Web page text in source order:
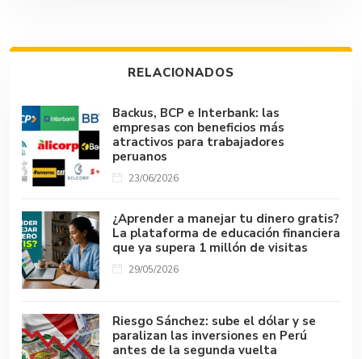
ok p
p
s n tir
RELACIONADOS
Backus, BCP e Interbank: las
empresas con beneficios más
atractivos para trabajadores
peruanos
23/06/2026
¿Aprender a manejar tu dinero gratis?
La plataforma de educación financiera
que ya supera 1 millón de visitas
29/05/2026
Riesgo Sánchez: sube el dólar y se
paralizan las inversiones en Perú
antes de la segunda vuelta